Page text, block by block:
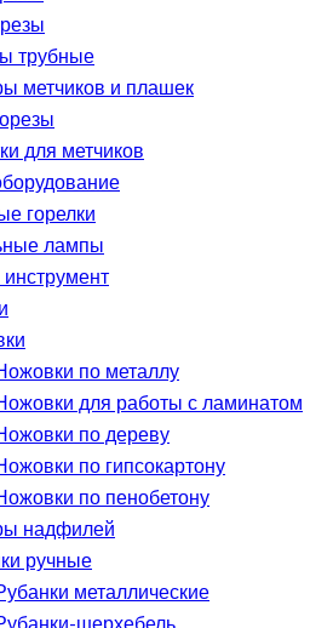
трубные
метчиков и плашек
для метчиков
горелки
лампы
по металлу
для работы с ламинатом
по дереву
по гипсокартону
по пенобетону
надфилей
ручные
металлические